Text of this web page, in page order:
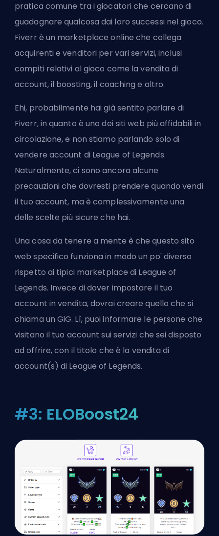
pratica comune tra i giocatori che cercano di
guadagnare qualcosa dai loro successi nel gioco.
Fiverr è un marketplace online che collega
acquirenti e venditori per vari servizi, inclusi
compiti relativi al gioco come la vendita di
account, il boosting, il coaching e altro.
Ehi, probabilmente hai già sentito parlare di
Fiverr, in quanto è uno dei siti web più affidabili in
circolazione, e non stiamo parlando solo di
vendere account di League of Legends.
Naturalmente, ci sono ancora alcune
precauzioni che dovresti prendere quando vendi
il tuo account, ma è complessivamente una
delle scelte più sicure che hai.
Una cosa da tenere a mente è che questo sito
web specifico funziona in modo un po' diverso
rispetto ai tipici marketplace di League of
Legends. Invece di dover impostare il tuo
account in vendita, dovrai creare quello che si
chiama un GiG. Lì, puoi informare le persone che
visitano il tuo account sui servizi che sei disposto
ad offrire, con il titolo che è la vendita di
account(s) di League of Legends.
#3: ELOBoost24